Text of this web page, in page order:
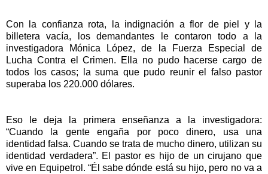
Con la confianza rota, la indignación a flor de piel y la
billetera vacía, los demandantes le contaron todo a la
investigadora Mónica López, de la Fuerza Especial de
Lucha Contra el Crimen. Ella no pudo hacerse cargo de
todos los casos; la suma que pudo reunir el falso pastor
superaba los 220.000 dólares.
Eso le deja la primera enseñanza a la investigadora:
“Cuando la gente engaña por poco dinero, usa una
identidad falsa. Cuando se trata de mucho dinero, utilizan su
identidad verdadera”. El pastor es hijo de un cirujano que
vive en Equipetrol. “Él sabe dónde está su hijo, pero no va a